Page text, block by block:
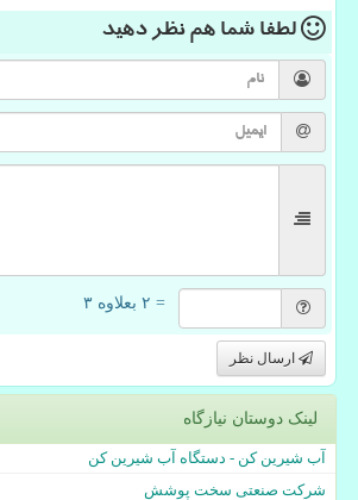
لطفا شما همنظر دهید
= ۲ بعلاوه ۳
ارسال نظر
لینک دوستان نیازگاه
آب شیرین کن - دستگاه آب شیرین کن
شرکت صنعتی سخت پوشش